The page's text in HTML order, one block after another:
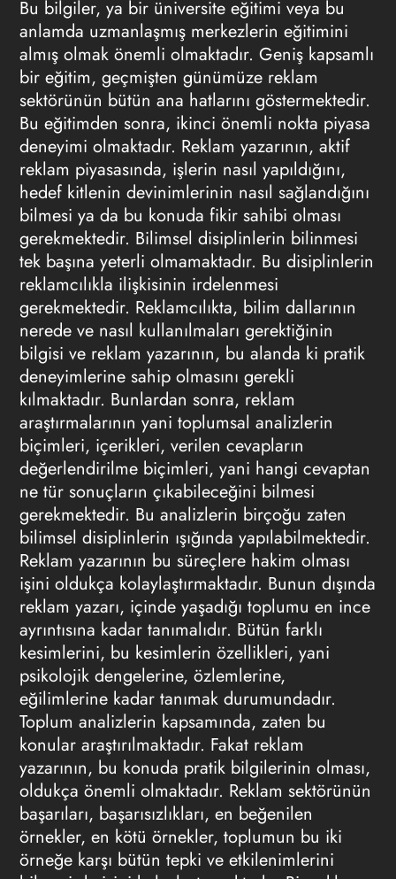
Bu bilgiler, ya bir üniversite eğitimi veya bu
anlamda uzmanlaşmış merkezlerin eğitimini
almış olmak önemli olmaktadır. Geniş kapsamlı
bir eğitim, geçmişten günümüze reklam
sektörünün bütün ana hatlarını göstermektedir.
Bu eğitimden sonra, ikinci önemli nokta piyasa
deneyimi olmaktadır. Reklam yazarının, aktif
reklam piyasasında, işlerin nasıl yapıldığını,
hedef kitlenin devinimlerinin nasıl sağlandığını
bilmesi ya da bu konuda fikir sahibi olması
gerekmektedir. Bilimsel disiplinlerin bilinmesi
tek başına yeterli olmamaktadır. Bu disiplinlerin
reklamcılıkla ilişkisinin irdelenmesi
gerekmektedir. Reklamcılıkta, bilim dallarının
nerede ve nasıl kullanılmaları gerektiğinin
bilgisi ve reklam yazarının, bu alanda ki pratik
deneyimlerine sahip olmasını gerekli
kılmaktadır. Bunlardan sonra, reklam
araştırmalarının yani toplumsal analizlerin
biçimleri, içerikleri, verilen cevapların
değerlendirilme biçimleri, yani hangi cevaptan
ne tür sonuçların çıkabileceğini bilmesi
gerekmektedir. Bu analizlerin birçoğu zaten
bilimsel disiplinlerin ışığında yapılabilmektedir.
Reklam yazarının bu süreçlere hakim olması
işini oldukça kolaylaştırmaktadır. Bunun dışında
reklam yazarı, içinde yaşadığı toplumu en ince
ayrıntısına kadar tanımalıdır. Bütün farklı
kesimlerini, bu kesimlerin özellikleri, yani
psikolojik dengelerine, özlemlerine,
eğilimlerine kadar tanımak durumundadır.
Toplum analizlerin kapsamında, zaten bu
konular araştırılmaktadır. Fakat reklam
yazarının, bu konuda pratik bilgilerinin olması,
oldukça önemli olmaktadır. Reklam sektörünün
başarıları, başarısızlıkları, en beğenilen
örnekler, en kötü örnekler, toplumun bu iki
örneğe karşı bütün tepki ve etkilenimlerini